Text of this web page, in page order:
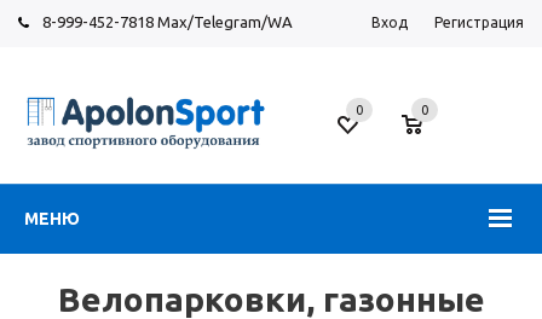
8-999-452-7818 Max/Telegram/WA Вход Регистрация
МЕНЮ
Москва
Новорязанское
0
0
Велопарковки, газонные